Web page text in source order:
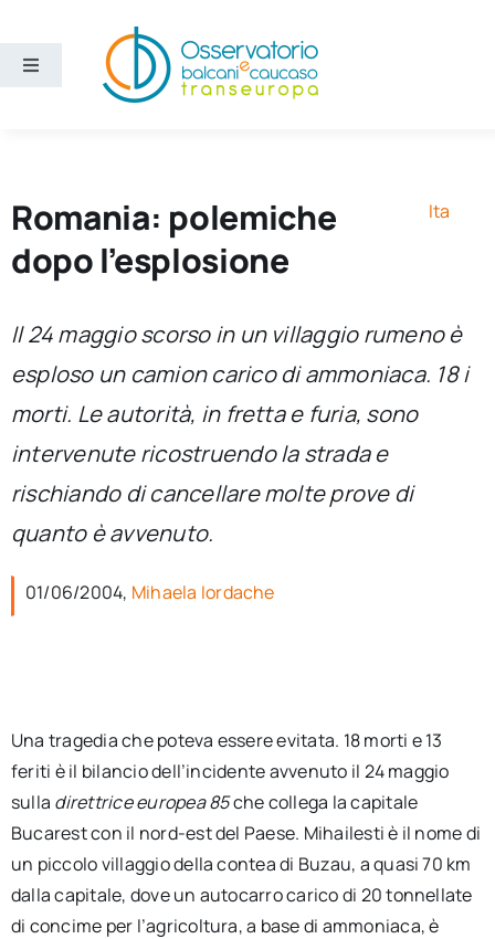
contenuto
Toggle
Ricerca e divulgazione
Sezioni
Chi siamo
per:
Romania: polemiche
dopo l’esplosione
Ita
Il 24 maggio scorso in un villaggio rumeno è
esploso un camion carico di ammoniaca. 18 i
morti. Le autorità, in fretta e furia, sono
intervenute ricostruendo la strada e
rischiando di cancellare molte prove di
quanto è avvenuto.
01/06/2004, Mihaela Iordache
Una tragedia che poteva essere evitata. 18 morti e 13
feriti è il bilancio dell’incidente avvenuto il 24 maggio
sulla direttrice europea 85che collega la capitale
Bucarest con il nord-est del Paese. Mihailesti è il nome di
un piccolo villaggio della contea di Buzau, a quasi 70 km
dalla capitale, dove un autocarro carico di 20 tonnellate
di concime per l’agricoltura, a base di ammoniaca, è